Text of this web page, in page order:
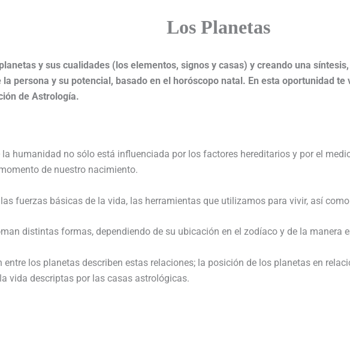
Los Planetas
y sus cualidades (los elementos, signos y casas) y creando una
persona y su potencial, basado en el horóscopo natal. En esta oportunidad
de Astrología.
humanidad no sólo está influenciada por los factores hereditarios y por el
de nuestro nacimiento.
fuerzas básicas de la vida, las herramientas que utilizamos para vivir, así
distintas formas, dependiendo de su ubicación en el zodíaco y de la manera
los planetas describen estas relaciones; la posición de los planetas en
vida descriptas por las casas astrológicas.